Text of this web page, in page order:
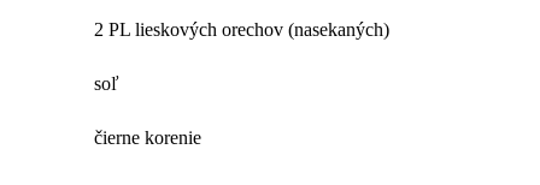
2 PL lieskových orechov (nasekaných)
soľ
čierne korenie